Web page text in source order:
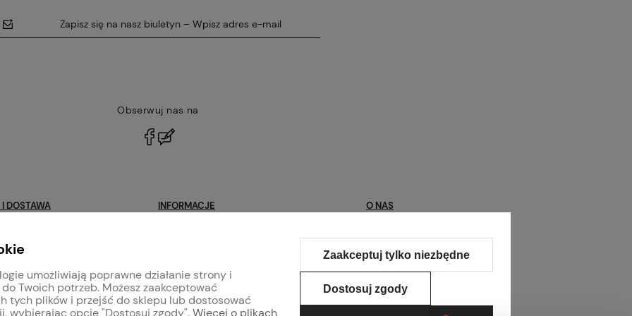
Zapisz się na nasz biuletyn – Wpisz adres e-mail
Obserwuj nas na
DOSTAWA
i tynków
INFORMACJE
Regulaminy
Polityka prywatności
O NAS
O nas
Pomoc
umożliwiają poprawne działanie strony i
Twoich potrzeb. Możesz zaakceptować
tych plików i przejść do sklepu lub dostosować
wybierając opcję "Dostosuj zgody".Więcej o plikach
Zaakceptuj tylko niezbędne
Dostosuj zgody